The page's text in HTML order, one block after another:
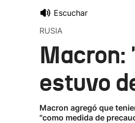
Escuchar
RUSIA
Macron:
estuvo
Macron agregó que
"como medida de